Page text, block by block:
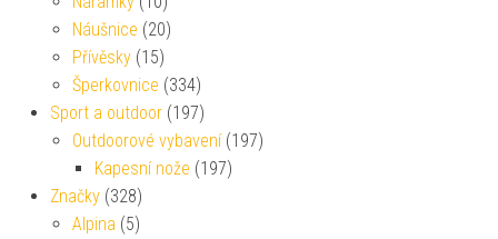
Náušnice (20)
Přívěsky (15)
Šperkovnice (334)
Sport a outdoor (197)
Outdoorové vybavení (197)
Kapesní nože (197)
Značky (328)
Alpina (5)